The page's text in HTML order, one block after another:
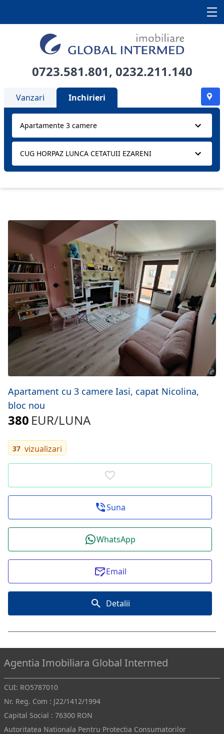
0723.581.801, 0232.211.140
Vanzari Inchirieri
Apartamente 3 camere
CUG HORPAZ LUNCA CETATUII EZARENI
Apartament cu 3 camere Iasi, capat Nicolina,
bloc nou
380 EUR/LUNA
vizualizari
37
Suna
WhatsApp
Email
Detalii
Agentia Imobiliara Global Intermed
CUI: RO5787010
Nr. Reg. Com : J22/1412/1994
Capital Social : 76300 RON
Autoritatea Nationala Pentru Protectia Consumatorilor